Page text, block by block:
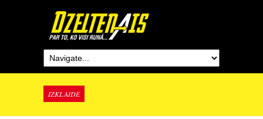
IZKLAIDE